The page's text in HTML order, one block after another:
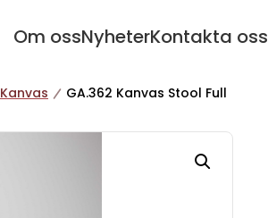
Om ossNyheterKontakta oss
Kanvas GA.362 Kanvas Stool Full